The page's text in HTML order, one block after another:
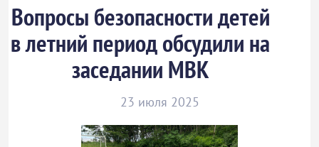
Вопросы безопасности детей
в летний период обсудили на
заседании МВК
23 июля 2025